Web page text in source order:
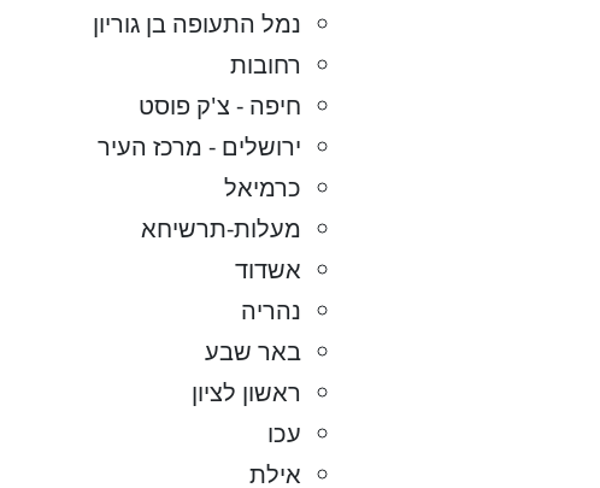
נמל התעופה בן גוריון
רחובות
חיפה - צ'ק פוסט
ירושלים - מרכז העיר
כרמיאל
מעלות-תרשיחא
אשדוד
נהריה
באר שבע
ראשון לציון
עכו
אילת